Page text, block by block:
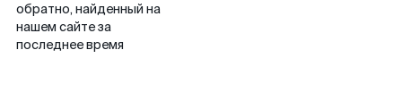
обратно, найденный на
нашем сайте за
последнее время